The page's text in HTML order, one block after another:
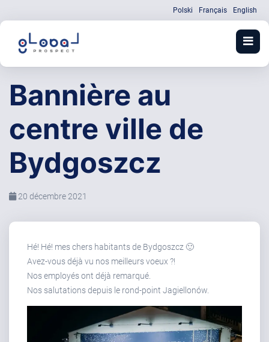
Polski Français English
Bannière au
centre ville de
Bydgoszcz
20 décembre 2021
Hé! Hé! mes chers habitants de Bydgoszcz 🙂
Avez-vous déjà vu nos meilleurs voeux ?!
Nos employés ont déjà remarqué.
Nos salutations depuis le rond-point Jagiellonów.